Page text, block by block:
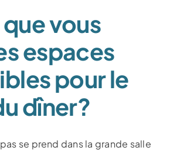
vous
espaces
pour le
dîner?
se prend dans la grande salle